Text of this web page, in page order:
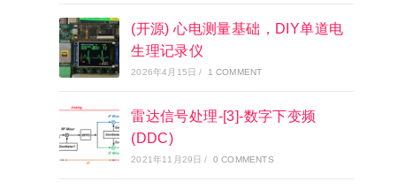
(开源) 心电测量基础，DIY单道电
生理记录仪
2026年4月15日 / 1 COMMENT
雷达信号处理-[3]-数字下变频
(DDC)
2021年11月29日 / 0 COMMENTS